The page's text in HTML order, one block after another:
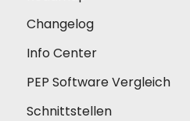
Changelog
Info Center
PEP Software Vergleich
Schnittstellen